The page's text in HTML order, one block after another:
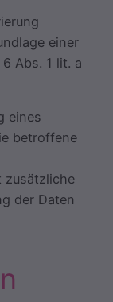
einer
Abs. 1 lit. a
eines
betroffene
zusätzliche
der Daten